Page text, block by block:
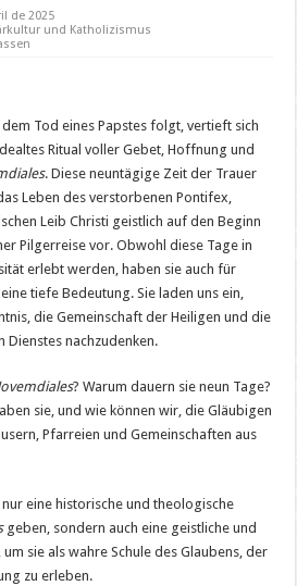
de 2025
und Katholizismus
Tod eines Papstes folgt, vertieft sich
Ritual voller Gebet, Hoffnung und
. Diese neuntägige Zeit der Trauer
Leben des verstorbenen Pontifex,
Leib Christi geistlich auf den Beginn
Pilgerreise vor. Obwohl diese Tage in
erlebt werden, haben sie auch für
tiefe Bedeutung. Sie laden uns ein,
die Gemeinschaft der Heiligen und die
Dienstes nachzudenken.
? Warum dauern sie neun Tage?
sie, und wie können wir, die Gläubigen
Pfarreien und Gemeinschaften aus
eine historische und theologische
geben, sondern auch eine geistliche und
sie als wahre Schule des Glaubens, der
zu erleben.